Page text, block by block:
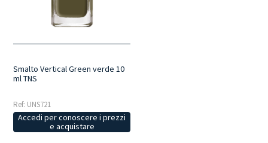
Smalto Vertical Green verde 10
ml TNS
Ref: UNS721
Accedi per conoscere i prezzi
e acquistare